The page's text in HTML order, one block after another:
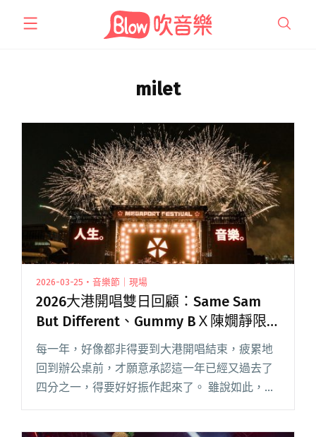
milet
2026-03-25・音樂節｜現場
2026大港開唱雙日回顧：Same Sam
But Different、Gummy BＸ陳嫺靜限
定共演創造魔幻時刻，滅火器、落日飛
車接連公布年度大型專場
每一年，好像都非得要到大港開唱結束，疲累地
回到辦公桌前，才願意承認這一年已經又過去了
四分之一，得要好好振作起來了。 雖說如此，但
一顆飄忽的心，仍停留兩日艷陽高照的港邊，一